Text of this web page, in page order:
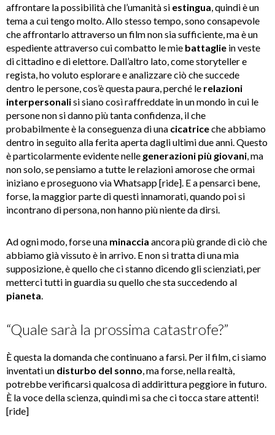
affrontare la possibilità che l’umanità si estingua , quindi è un
tema a cui tengo molto. Allo stesso tempo, sono consapevole
che affrontarlo attraverso un film non sia sufficiente, ma è un
espediente attraverso cui combatto le mie battaglie in veste
di cittadino e di elettore. Dall’altro lato, come storyteller e
regista, ho voluto esplorare e analizzare ciò che succede
dentro le persone, cos’è questa paura, perché le relazioni
interpersonalisi siano così raffreddate in un mondo in cui le
persone non si danno più tanta confidenza, il che
probabilmente è la conseguenza di una cicatriceche abbiamo
dentro in seguito alla ferita aperta dagli ultimi due anni. Questo
è particolarmente evidente nelle generazioni più giovani , ma
non solo, se pensiamo a tutte le relazioni amorose che ormai
iniziano e proseguono via Whatsapp [ride]. E a pensarci bene,
forse, la maggior parte di questi innamorati, quando poi si
incontrano di persona, non hanno più niente da dirsi.
Ad ogni modo, forse una minaccia ancora più grande di ciò che
abbiamo già vissuto è in arrivo. E non si tratta di una mia
supposizione, è quello che ci stanno dicendo gli scienziati, per
metterci tutti in guardia su quello che sta succedendo al
pianeta
“Quale sarà la prossima catastrofe?”
È questa la domanda che continuano a farsi. Per il film, ci siamo
inventati un disturbo del sonno , ma forse, nella realtà,
potrebbe verificarsi qualcosa di addirittura peggiore in futuro.
È la voce della scienza, quindi mi sa che ci tocca stare attenti!
[ride]